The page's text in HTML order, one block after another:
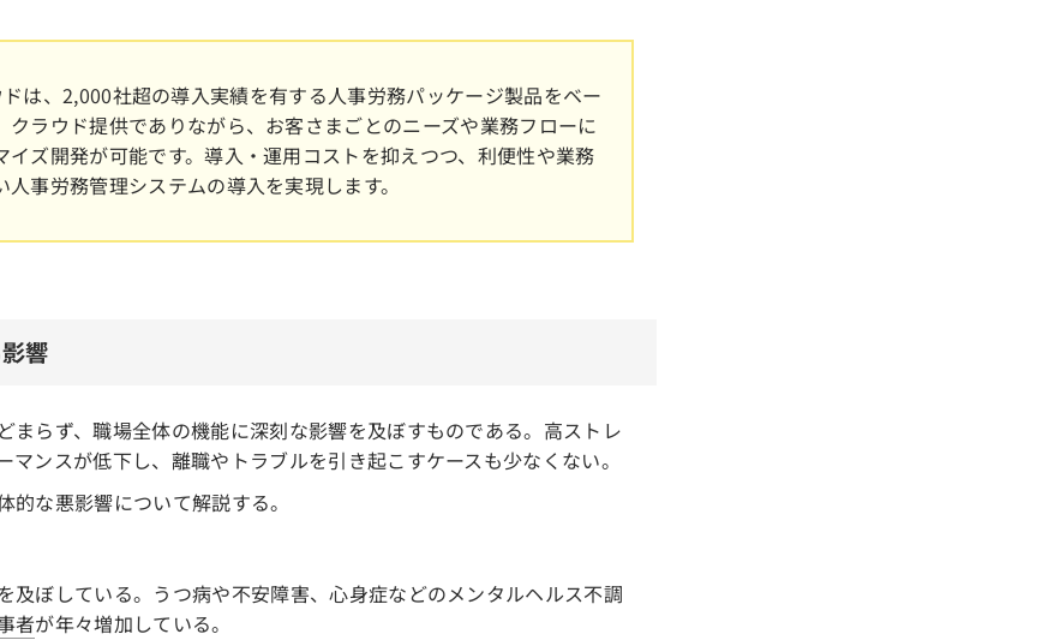
は、2,000社超の導入実績を有する人事労務パッケージ製品をベー
クラウド提供でありながら、お客さまごとのニーズや業務フローに
イズ開発が可能です。導入・運用コストを抑えつつ、利便性や業務
事労務管理システムの導入を実現します。
響
まらず、職場全体の機能に深刻な影響を及ぼすものである。高ストレ
ンスが低下し、離職やトラブルを引き起こすケースも少なくない。
な悪影響について解説する。
ぼしている。うつ病や不安障害、心身症などのメンタルヘルス不調
者が年々増加している。